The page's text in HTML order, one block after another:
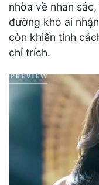
nhòa về nhan
đường khó ai
còn khiến tính
chỉ trích.